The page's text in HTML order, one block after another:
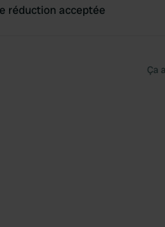
réduction acceptée
Ça